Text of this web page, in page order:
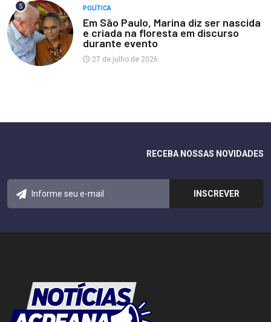
5 POLÍTICA
Em São Paulo, Marina diz ser nascida
e criada na floresta em discurso
durante evento
27 de julho de 2026
RECEBA NOSSAS NOVIDADES